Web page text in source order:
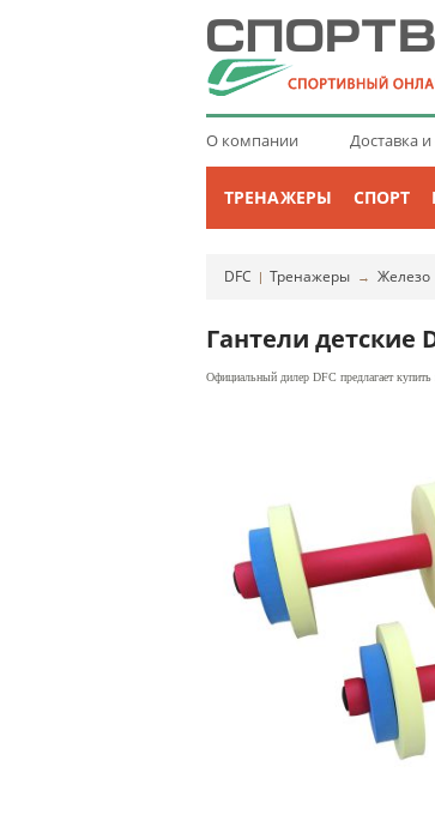
О компании Доставка
ТРЕНАЖЕРЫ СПОРТ
DFC | Тренажеры → Железо
Гантели детские
Официальный дилер DFC предлагает